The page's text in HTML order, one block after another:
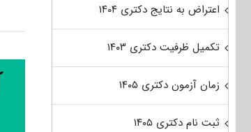
اعتراض به نتایج دکتری ۱۴۰۴
تکمیل ظرفیت دکتری ۱۴۰۳
زمان آزمون دکتری ۱۴۰۵
ثبت نام دکتری ۱۴۰۵